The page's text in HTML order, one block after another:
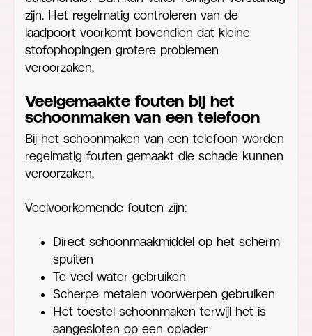
zijn. Het regelmatig controleren van de
laadpoort voorkomt bovendien dat kleine
stofophopingen grotere problemen
veroorzaken.
Veelgemaakte fouten bij het
schoonmaken van een telefoon
Bij het schoonmaken van een telefoon worden
regelmatig fouten gemaakt die schade kunnen
veroorzaken.
Veelvoorkomende fouten zijn:
Direct schoonmaakmiddel op het scherm
spuiten
Te veel water gebruiken
Scherpe metalen voorwerpen gebruiken
Het toestel schoonmaken terwijl het is
aangesloten op een oplader